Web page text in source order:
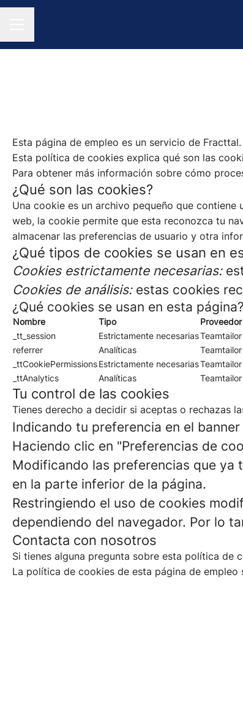
Esta página de empleo es un servicio de
Esta política de cookies explica qué son las
Para obtener más información sobre cómo
¿Qué son las cookies?
Una cookie es un archivo pequeño que
web, la cookie permite que esta reconozca tu
almacenar las preferencias de usuario y otra
¿Qué tipos de cookies se usan en
Cookies estrictamente necesarias:
Cookies de análisis:estas cookies
¿Qué cookies se usan en esta página?
Nombre Tipo Proveedor
_tt_session
Estrictamente necesariasTeamtailor
referrer
Analíticas Teamtailor
_ttCookiePermissionsEstrictamente necesariasTeamtailor
_ttAnalytics
Analíticas Teamtailor
Tu control de las cookies
Tienes derecho a decidir si aceptas o rechazas
Indicando tu preferencia en el
Haciendo clic en "Preferencias de
Modificando las preferencias que ya
en la parte inferior de la página.
Restringiendo el uso de cookies
dependiendo del navegador. Por lo
Contacta con nosotros
Si tienes alguna pregunta sobre esta política de
La política de cookies de esta página de